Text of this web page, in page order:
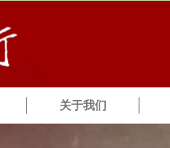
关于我们